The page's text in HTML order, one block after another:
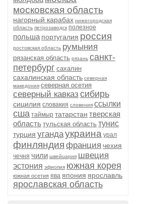
московская область
нагорный карабах нижегородская
область петрозаводск полезное
польша португалия россия
ростовская область румыния
рязанская область рязань санкт-
петербург сахалин
сахалинская область северная
македония северная осетия
северный кавказ сибирь
сицилия словакия словения ссылки
сша таймыр татарстан тверская
область тульская область тунис
турция угандаукраина урал
финляндия франция чехия
чечня чили швейцария швеция
эстония эфиопия южная корея
южная осетия ява япония ярославль
ярославская область